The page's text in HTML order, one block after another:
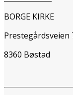
BORGE KIRKE
Prestegårdsveien
8360 Bøstad